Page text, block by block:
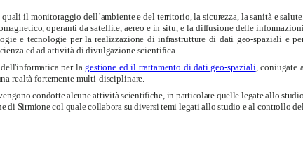
il monitoraggio dell’ambiente e del territorio, la sicurezza, la sanità e
operanti da satellite, aereo e in situ, e la diffusione delle
e tecnologie per la realizzazione di infrastrutture di dati geo-spaziali e
ed ad attività di divulgazione scientifica.
per lagestione ed il trattamento di dati geo-spaziali , coniugate
realtà fortemente multi-disciplinare.
condotte alcune attività scientifiche, in particolare quelle legate allo
di Sirmione col quale collabora su diversi temi legati allo studio e al controllo